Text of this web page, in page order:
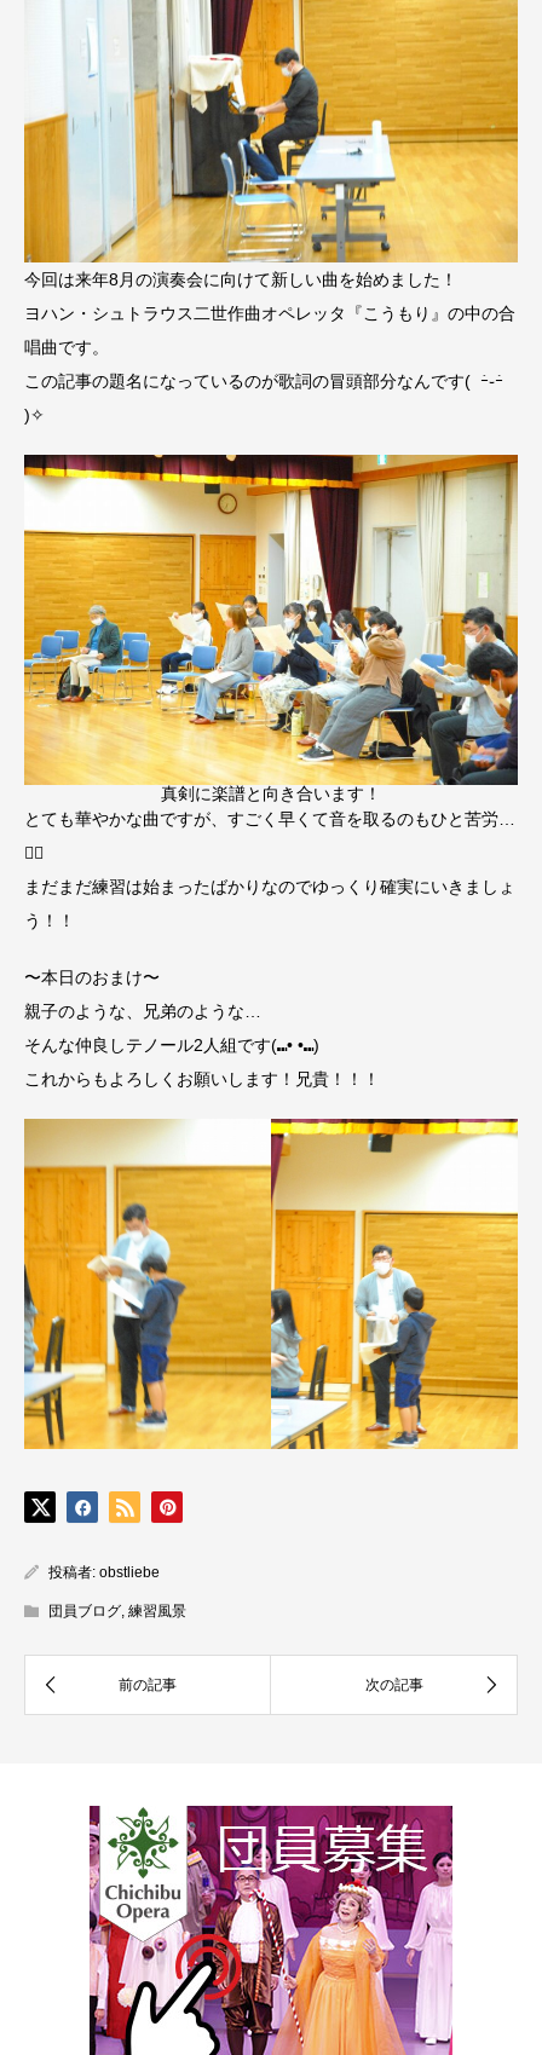
今回は来年8月の演奏会に向けて新しい曲を始めました！
ヨハン・シュトラウス二世作曲オペレッタ『こうもり』の中の合
唱曲です。
この記事の題名になっているのが歌詞の冒頭部分なんです( ｰ̀֊ｰ́
)✧︎
真剣に楽譜と向き合います！
とても華やかな曲ですが、すごく早くて音を取るのもひと苦労…

まだまだ練習は始まったばかりなのでゆっくり確実にいきましょ
う！！
〜本日のおまけ〜
親子のような、兄弟のような…
そんな仲良しテノール2人組です(⑉• •⑉)
これからもよろしくお願いします！兄貴！！！
投稿者: obstliebe
団員ブログ, 練習風景